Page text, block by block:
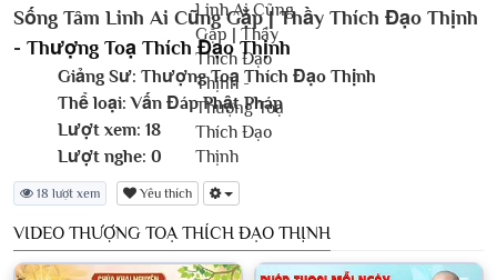
Sống Tâm Linh Ai Cũng Gặp | Thầy Thích Đạo Thịnh
- Thượng Toạ Thích Đạo Thịnh
Giảng Sư: Thượng Toạ Thích Đạo Thịnh
Thể loại: Vấn Đáp Phật Pháp
Lượt xem: 18
Lượt nghe: 0
18 lượt xem Yêu thích
VIDEO THƯỢNG TOẠ THÍCH ĐẠO THỊNH